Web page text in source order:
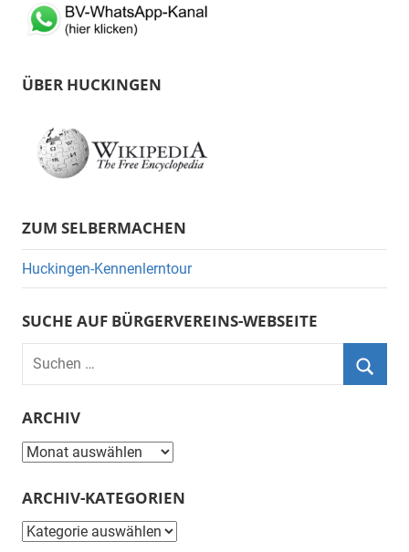
ÜBER HUCKINGEN
ZUM SELBERMACHEN
Huckingen-Kennenlerntour
SUCHE AUF BÜRGERVEREINS-WEBSEITE
Suchen
nach:
ARCHIV
Archiv
ARCHIV-KATEGORIEN
Archiv-